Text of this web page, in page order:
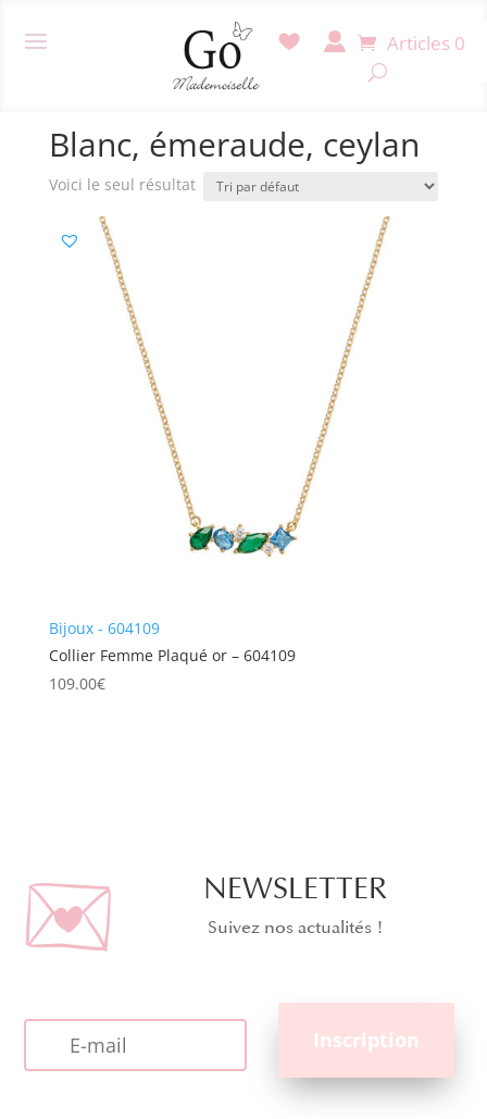
Articles 0
/ Produit Couleur pierre / Blanc, émeraude,
Blanc, émeraude, ceylan
Voici le seul résultat
Bijoux - 604109
Collier Femme Plaqué or – 604109
109.00€
NEWSLETTER
Suivez nos actualités !